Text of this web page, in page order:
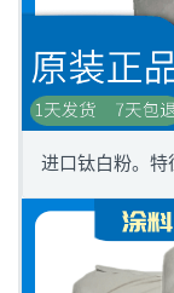
进口钛白粉。特